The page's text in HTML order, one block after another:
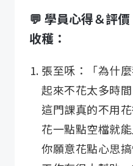
💬 學員心得＆評
收穫：
張至咊：「為什
起來不花太多時
這門課真的不用
花一點點空檔就
你願意花點心思